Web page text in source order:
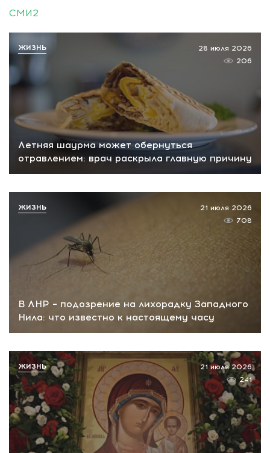
СМИ2
Летняя шаурма может обернуться
отравлением: врач раскрыла главную причину
28 июля 2026
206
ЖИЗНЬ
В ЛНР – подозрение на лихорадку Западного
Нила: что известно к настоящему часу
21 июля 2026
708
ЖИЗНЬ
21 июля 2026
241
ЖИЗНЬ